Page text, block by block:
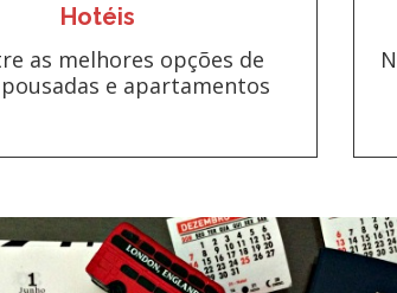
Hotéis
as melhores opções de
e apartamentos